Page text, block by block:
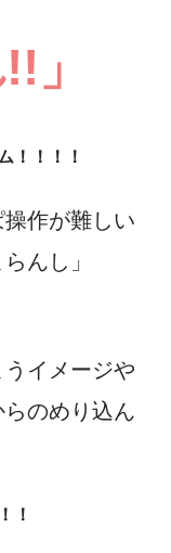
!!」
！！！！
操作が難しい
んし」
うイメージや
のめり込ん
！